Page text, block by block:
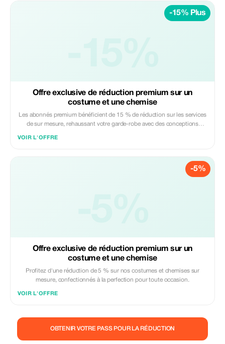
-15% Plus
Offre exclusive de réduction premium sur un
costume et une chemise
Les abonnés premium bénéficient de 15 % de réduction sur les services
de sur mesure, rehaussant votre garde-robe avec des conceptions
VOIR L'OFFRE
-5%
Offre exclusive de réduction premium sur un
costume et une chemise
Profitez d'une réduction de 5 % sur nos costumes et chemises sur
mesure, confectionnés à la perfection pour toute occasion.
VOIR L'OFFRE
OBTENIR VOTRE PASS POUR LA RÉDUCTION